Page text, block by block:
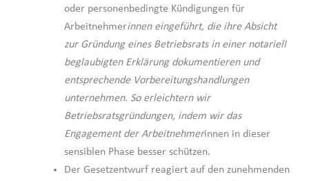
oder personenbedingte Kündigungen für
Arbeitnehmerinnen eingeführt, die ihre Absicht
zur Gründung eines Betriebsrats in einer notariell
beglaubigten Erklärung dokumentieren und
entsprechende Vorbereitungshandlungen
unternehmen. So erleichtern wir
Betriebsratsgründungen, indem wir das
Engagement der Arbeitnehmerinnen in dieser
sensiblen Phase besser schützen.
Der Gesetzentwurf reagiert auf den zunehmenden